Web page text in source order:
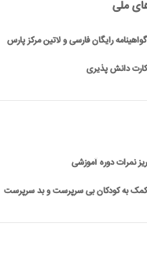
ملی
گواهینامه رایگان فارسی و لاتین مرکز پارس
کارت دانش پذیری
ریز نمرات دوره آموزشی
کمک به کودکان بی سرپرست و بد سرپرست